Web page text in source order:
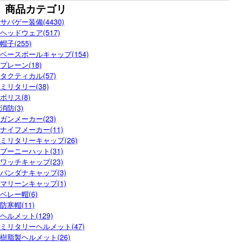
商品カテゴリ
サバゲー装備(4430)
ヘッドウェア(517)
帽子(255)
ベースボールキャップ(154)
プレーン(18)
タクティカル(57)
ミリタリー(38)
ポリス(8)
消防(3)
ガンメーカー(23)
ナイフメーカー(11)
ミリタリーキャップ(26)
ブーニーハット(31)
ワッチキャップ(23)
バンダナキャップ(3)
マリーンキャップ(1)
ベレー帽(6)
防寒帽(11)
ヘルメット(129)
ミリタリーヘルメット(47)
樹脂製ヘルメット(26)